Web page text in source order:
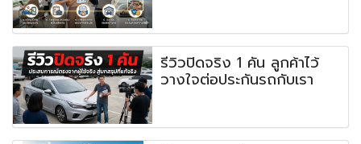
รีวิวปิดจริง 1 คัน ลูกค้าไว้
วางใจต่อประกันรถกับเรา